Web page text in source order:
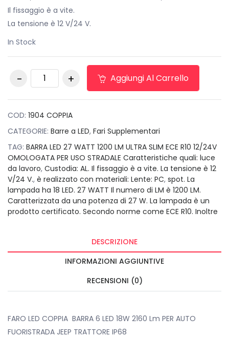
Il fissaggio è a vite.
La tensione è 12 V/24 V.
In Stock
FARO LED COPPIA
BARRA 6 LED 18W
TRATTORE IP68
Aggiungi Al Carrello
COD: 1904 COPPIA
CATEGORIE: Barre a LED, Fari Supplementari
TAG: BARRA LED 27 WATT 1200 LM ULTRA SLIM ECE R10 12/24V
OMOLOGATA PER USO STRADALE Caratteristiche quali: luce
da lavoro, Custodia: AL. Il fissaggio è a vite. La tensione è 12
V/24 V., è realizzato con materiali: Lente: PC, spot. La
lampada ha 18 LED. 27 WATT Il numero di LM è 1200 LM.
Caratterizzata da una potenza di 27 W. La lampada è un
prodotto certificato. Secondo norme come ECE R10. Inoltre
DESCRIZIONE
INFORMAZIONI AGGIUNTIVE
RECENSIONI (0)
FARO LED COPPIA BARRA 6 LED 18W 2160 Lm PER AUTO
FUORISTRADA JEEP TRATTORE IP68